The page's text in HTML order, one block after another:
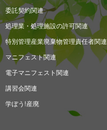
委託契約関連
処理業・処理施設の許可関連
特別管理産業廃棄物管理責任者関連
マニフェスト関連
電子マニフェスト関連
講習会関連
学ぼう!産廃